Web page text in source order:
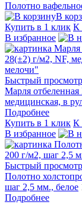
Полотно
В
Купить в 1 клик К
В избранное
Быстрый просмотр
Марля отбеленная
медицинская, в
Подробнее
Купить в 1 клик К
В избранное
Быстрый просмотр
Полотно
шаг 2,5 мм., белое
Подробнее